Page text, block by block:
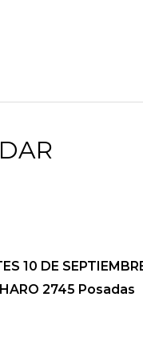
10 DE
2745 Posadas